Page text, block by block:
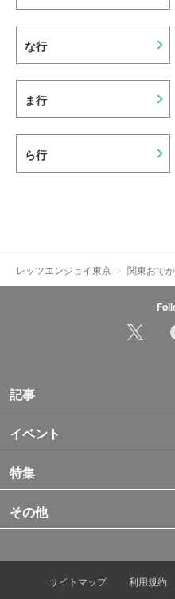
な行
ま行
ら行
レッツエンジョイ東京 関東おで
記事
イベント
特集
その他
サイトマップ 利用規約